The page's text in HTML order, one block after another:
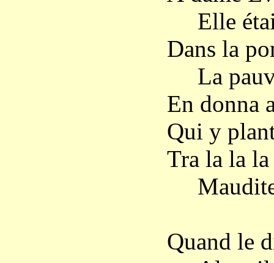
Elle
Dans la
La
En donna
Qui y
Tra la la
Quand le